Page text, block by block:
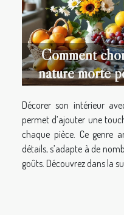
Comment
nature morte
Décorer son intérieur
permet d’ajouter une
chaque pièce. Ce genre
détails, s’adapte à de
goûts. Découvrez dans la